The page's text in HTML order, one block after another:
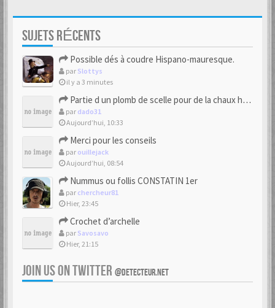
SUJETS RÉCENTS
Possible dés à coudre Hispano-mauresque.
par Slottys
il y a 3 minutes
Partie d un plomb de scelle pour de la chaux hydraulique
par dado31
Aujourd’hui, 10:33
Merci pour les conseils
par ouillejack
Aujourd’hui, 08:54
Nummus ou follis CONSTATIN 1er
par chercheur81
Hier, 23:45
Crochet d’archelle
par Savosavo
Hier, 21:15
JOIN US ON TWITTER @DETECTEUR.NET